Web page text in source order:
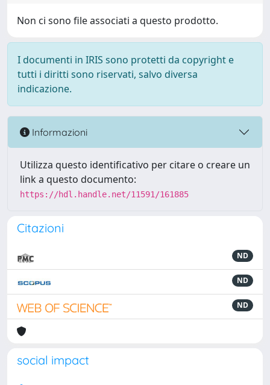
Non ci sono file associati a questo prodotto.
I documenti in IRIS sono protetti da copyright e
tutti i diritti sono riservati, salvo diversa
indicazione.
Informazioni
Utilizza questo identificativo per citare o creare un
link a questo documento:
https://hdl.handle.net/11591/161885
Citazioni
ND
ND
ND
social impact